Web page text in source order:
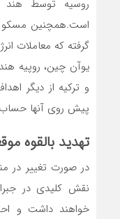
روسیه توسط هند
است.همچنین مسکو
گرفته که معاملات
یوآن چین، روپیه
و ترکیه از دیگر
پیش روی آنها حساب
تهدید بالقوه
در صورت تغییر در
نقش کلیدی در
خواهند داشت و